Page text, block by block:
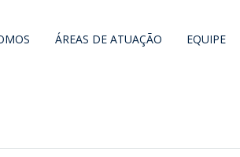
ÁREAS DE ATUAÇÃO EQUIPE